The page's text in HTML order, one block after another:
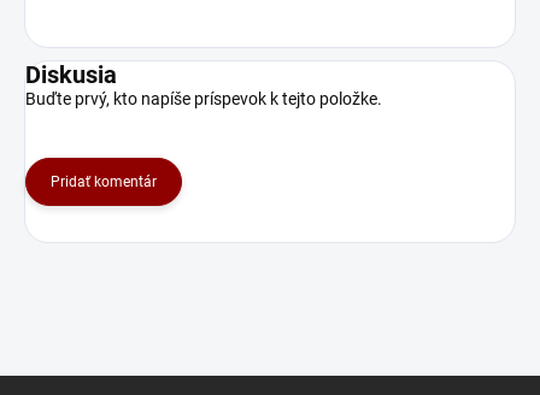
Diskusia
Buďte prvý, kto napíše príspevok k tejto položke.
Pridať komentár